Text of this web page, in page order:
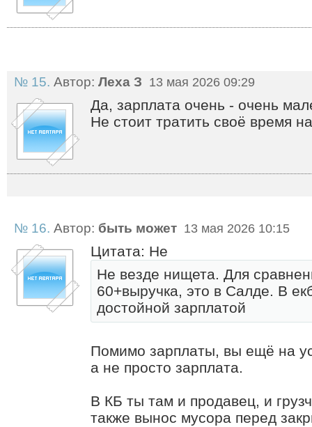
№ 15. Автор: Леха З 13 мая 2026 09:29
Да, зарплата очень - очень
Не стоит тратить своё время
№ 16. Автор: быть может 13 мая 2026 10:15
Цитата: Не
Не везде нищета. Для
60+выручка, это в Салде. В
достойной зарплатой
Помимо зарплаты, вы ещё на
а не просто зарплата.
В КБ ты там и продавец, и
также вынос мусора перед